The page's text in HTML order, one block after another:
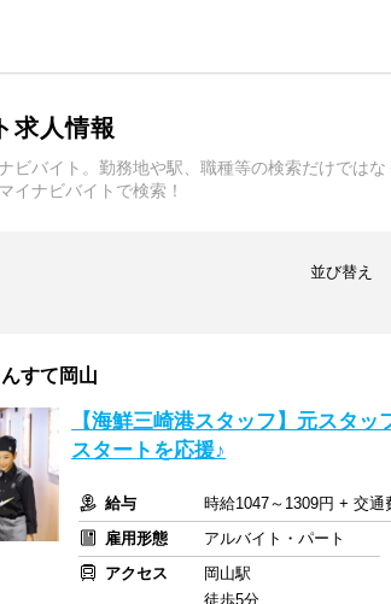
求人情報
ビバイト。勤務地や駅、職種等の検索だけでは
イナビバイトで検索！
並び替え
すて岡山
【海鮮三崎港スタッフ】元スタ
スタートを応援♪
給与
時給1047～1309円 + 交通
雇用形態
アルバイト・パート
アクセス
岡山駅
徒歩5分